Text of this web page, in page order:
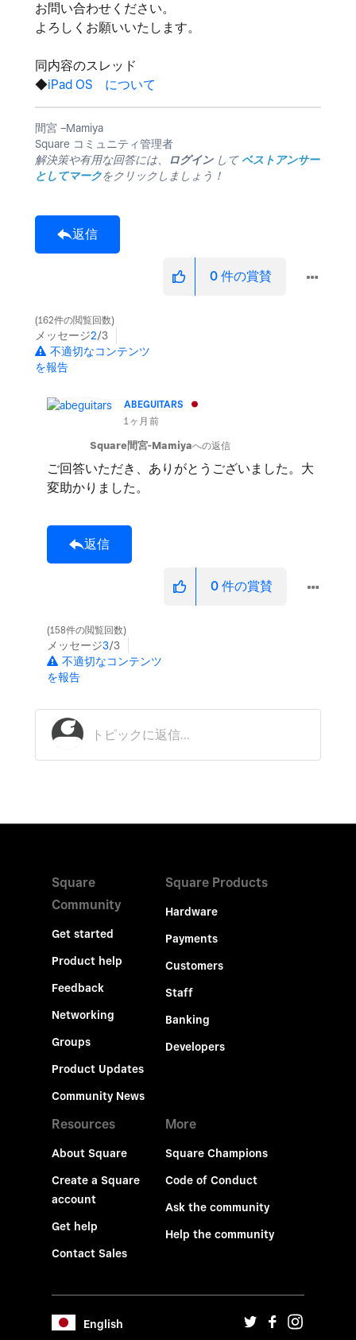
お問い合わせください。
よろしくお願いいたします。
同内容のスレッド
◆iPad OS について
間宮 −Mamiya
Square コミュニティ管理者
解決策や有用な回答には、
ログインして ベストアンサー
としてマークをクリックしましょう！
返信
0件の賞賛
162件の閲覧回数
メッセージ2/3
不適切なコンテンツ
を報告
ABEGUITARS
1ヶ月前
Square間宮-Mamiyaへの返信
ご回答いただき、ありがとうございました。大
変助かりました。
返信
0 件の賞賛
158件の閲覧回数
メッセージ3/3
不適切なコンテンツ
を報告
Square
Community
Get started
Product help
Feedback
Networking
Groups
Product Updates
Community News
Square Products
Hardware
Payments
Customers
Staff
Banking
Developers
Resources
About Square
Create a Square
account
Get help
Contact Sales
More
Square Champions
Code of Conduct
Ask the community
Help the community
English